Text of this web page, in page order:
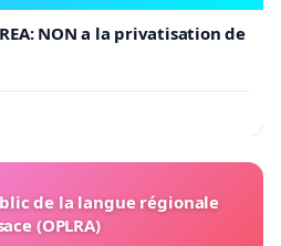
NON a la privatisation de
de la langue régionale
(OPLRA)